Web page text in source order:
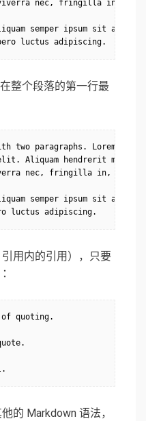
viverra nec, fringilla in,
semper ipsum sit amet
luctus adipiscing.
整个段落的第一行最
two paragraphs. Lorem
Aliquam hendrerit mi
nec, fringilla in,
semper ipsum sit amet
luctus adipiscing.
用内的引用），只要
quoting.
的 Markdown 语法，